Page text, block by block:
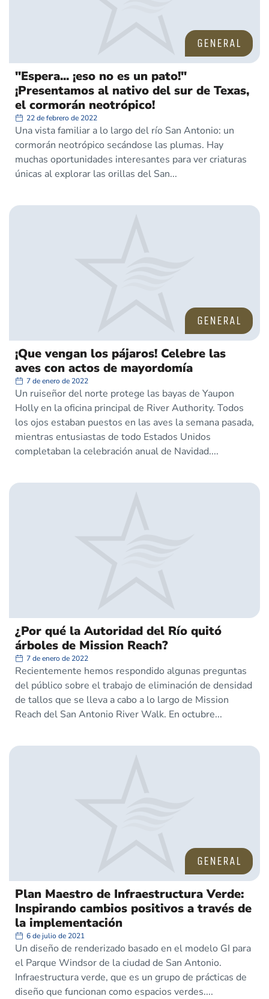
GENERAL
"Espera... ¡eso no es un pato!"
¡Presentamos al nativo del sur de Texas,
el cormorán neotrópico!
22 de febrero de 2022
Una vista familiar a lo largo del río San Antonio: un
cormorán neotrópico secándose las plumas. Hay
muchas oportunidades interesantes para ver criaturas
únicas al explorar las orillas del San
GENERAL
¡Que vengan los pájaros! Celebre las
aves con actos de mayordomía
7 de enero de 2022
Un ruiseñor del norte protege las bayas de Yaupon
Holly en la oficina principal de River Authority. Todos
los ojos estaban puestos en las aves la semana pasada,
mientras entusiastas de todo Estados Unidos
completaban la celebración anual de Navidad.
¿Por qué la Autoridad del Río quitó
árboles de Mission Reach?
7 de enero de 2022
Recientemente hemos respondido algunas preguntas
del público sobre el trabajo de eliminación de densidad
de tallos que se lleva a cabo a lo largo de Mission
Reach del San Antonio River Walk. En octubre
GENERAL
Plan Maestro de Infraestructura Verde:
Inspirando cambios positivos a través de
la implementación
6 de julio de 2021
Un diseño de renderizado basado en el modelo GI para
el Parque Windsor de la ciudad de San Antonio.
Infraestructura verde, que es un grupo de prácticas de
diseño que funcionan como espacios verdes.